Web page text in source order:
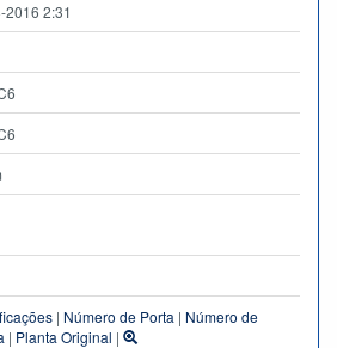
2016 2:31
| Número de Porta | Número de
| Planta Original |